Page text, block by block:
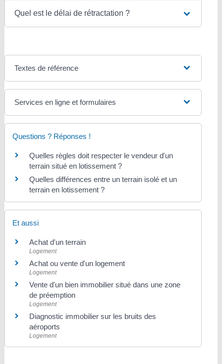
Quel est le délai de rétractation ?
Textes de référence
Services en ligne et formulaires
Questions ? Réponses !
Quelles règles doit respecter le vendeur d'un
terrain situé en lotissement ?
Quelles différences entre un terrain isolé et un
terrain en lotissement ?
Et aussi
Achat d'un terrain
Logement
Achat ou vente d'un logement
Logement
Vente d'un bien immobilier situé dans une zone
de préemption
Logement
Diagnostic immobilier sur les bruits des
aéroports
Logement